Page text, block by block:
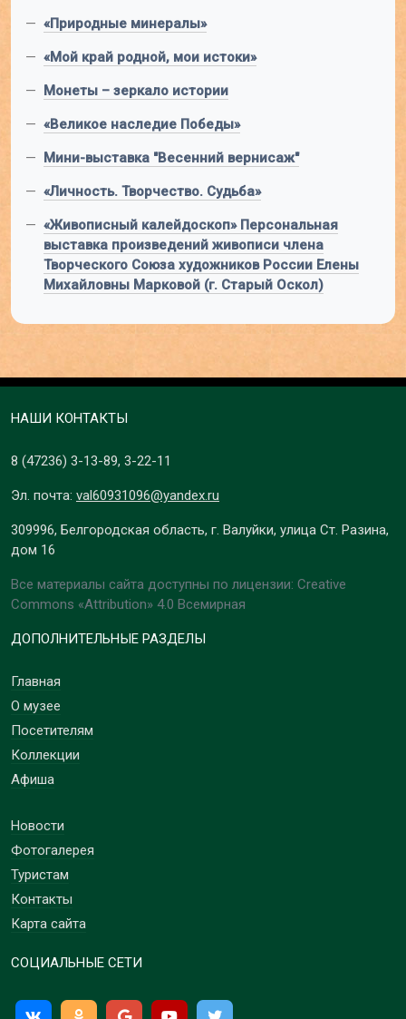
— «Природные минералы»
— «Мой край родной, мои истоки»
— Монеты – зеркало истории
— «Великое наследие Победы»
— Мини-выставка "Весенний вернисаж"
— «Личность. Творчество. Судьба»
— «Живописный калейдоскоп» Персональная
выставка произведений живописи члена
Творческого Союза художников России Елены
Михайловны Марковой (г. Старый Оскол)
НАШИ КОНТАКТЫ
8 (47236) 3-13-89, 3-22-11
Эл. почта: val60931096@yandex.ru
309996, Белгородская область, г. Валуйки, улица Ст. Разина,
дом 16
Все материалы сайта доступны по лицензии: Creative
Commons «Attribution» 4.0 Всемирная
ДОПОЛНИТЕЛЬНЫЕ РАЗДЕЛЫ
Главная
О музее
Посетителям
Коллекции
Афиша
Новости
Фотогалерея
Туристам
Контакты
Карта сайта
СОЦИАЛЬНЫЕ СЕТИ